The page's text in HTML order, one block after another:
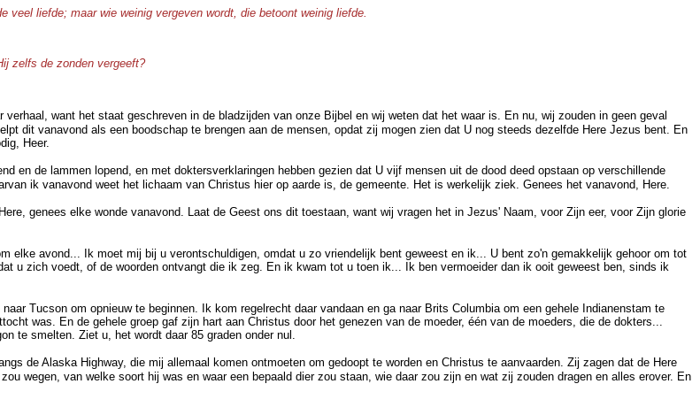
liefde; maar wie weinig vergeven wordt, die betoont weinig liefde.
zelfs de zonden vergeeft?
want het staat geschreven in de bladzijden van onze Bijbel en wij weten dat het waar is. En nu, wij zouden in geen geval
dit vanavond als een boodschap te brengen aan de mensen, opdat zij mogen zien dat U nog steeds dezelfde Here Jezus bent. En
Heer.
en de lammen lopend, en met doktersverklaringen hebben gezien dat U vijf mensen uit de dood deed opstaan op verschillende
ik vanavond weet het lichaam van Christus hier op aarde is, de gemeente. Het is werkelijk ziek. Genees het vanavond, Here.
genees elke wonde vanavond. Laat de Geest ons dit toestaan, want wij vragen het in Jezus' Naam, voor Zijn eer, voor Zijn glorie
elke avond... Ik moet mij bij u verontschuldigen, omdat u zo vriendelijk bent geweest en ik... U bent zo'n gemakkelijk gehoor om tot
u zich voedt, of de woorden ontvangt die ik zeg. En ik kwam tot u toen ik... Ik ben vermoeider dan ik ooit geweest ben, sinds ik
Tucson om opnieuw te beginnen. Ik kom regelrecht daar vandaan en ga naar Brits Columbia om een gehele Indianenstam te
was. En de gehele groep gaf zijn hart aan Christus door het genezen van de moeder, één van de moeders, die de dokters...
te smelten. Ziet u, het wordt daar 85 graden onder nul.
de Alaska Highway, die mij allemaal komen ontmoeten om gedoopt te worden en Christus te aanvaarden. Zij zagen dat de Here
wegen, van welke soort hij was en waar een bepaald dier zou staan, wie daar zou zijn en wat zij zouden dragen en alles erover. En